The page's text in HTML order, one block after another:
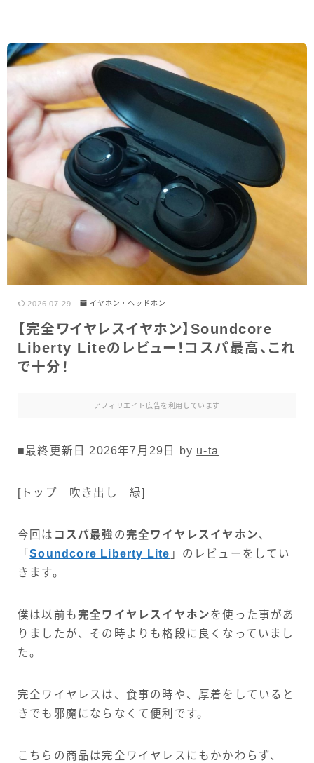
2026.07.29 イヤホン・ヘッドホン
【完全ワイヤレスイヤホン】Soundcore
Liberty Liteのレビュー！コスパ最高、これ
で十分！
アフィリエイト広告を利用しています
■最終更新日 2026年7月29日 by u-ta
[トップ 吹き出し 緑]
今回は コスパ最強 の完全ワイヤレスイヤホン、
「Soundcore Liberty Lite 」のレビューをしてい
きます。
僕は以前も完全ワイヤレスイヤホンを使った事があ
りましたが、その時よりも格段に良くなっていまし
た。
完全ワイヤレスは、食事の時や、厚着をしていると
きでも邪魔にならなくて便利です。
こちらの商品は完全ワイヤレスにもかかわらず、